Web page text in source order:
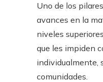
Uno de los
avances en la
niveles
que les impiden
individualmente,
comunidades.